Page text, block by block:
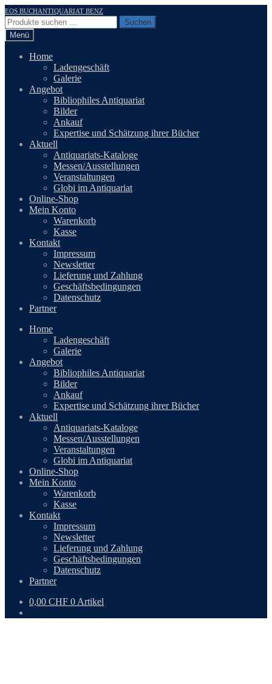
Zur
Navigation
springen
Zum
Inhalt
springen
EOS BUCHANTIQUARIAT BENZ
Suchen
nach:
Suchen
Menü
Home
Ladengeschäft
Galerie
Angebot
Bibliophiles Antiquariat
Bilder
Ankauf
Expertise und Schätzung ihrer Bücher
Aktuell
Antiquariats-Kataloge
Messen/Ausstellungen
Veranstaltungen
Globi im Antiquariat
Online-Shop
Mein Konto
Warenkorb
Kasse
Kontakt
Impressum
Newsletter
Lieferung und Zahlung
Geschäftsbedingungen
Datenschutz
Partner
Home
Ladengeschäft
Galerie
Angebot
Bibliophiles Antiquariat
Bilder
Ankauf
Expertise und Schätzung ihrer Bücher
Aktuell
Antiquariats-Kataloge
Messen/Ausstellungen
Veranstaltungen
Globi im Antiquariat
Online-Shop
Mein Konto
Warenkorb
Kasse
Kontakt
Impressum
Newsletter
Lieferung und Zahlung
Geschäftsbedingungen
Datenschutz
Partner
0,00 CHF 0 Artikel